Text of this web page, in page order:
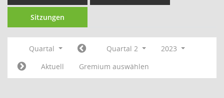
Sitzungen
Quartal Quartal 2
2023
Aktuell
Gremium auswählen